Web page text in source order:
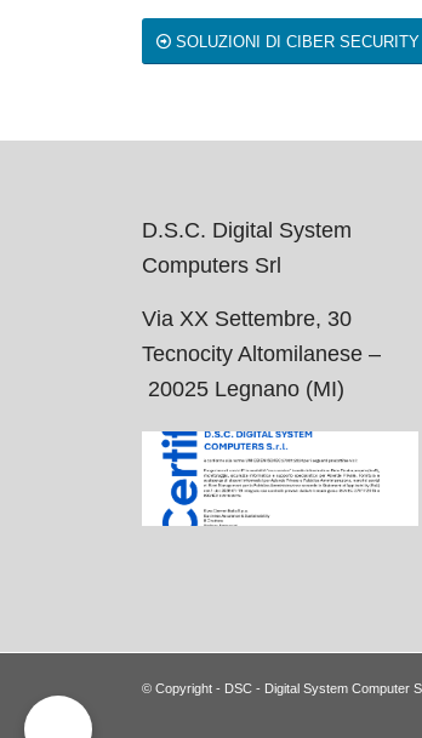
SOLUZIONI DI CIBER SECURITY
D.S.C. Digital System
Computers Srl
Via XX Settembre, 30
Tecnocity Altomilanese –
20025 Legnano (MI)
© Copyright - DSC - Digital System Computer